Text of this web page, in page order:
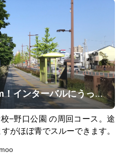
なりました。SAKURAも綺
しみたいのならば夜桜を満喫
いに咲き乱れるSAKURAは
なので、こちらは昼間のお楽
ススメデス。 Let’s have a fun running!
だいたいちょうど1km！インターバルにうってつけのコースです。
−野口公園 の周回コース。途
がほぼ青でスルーできます。